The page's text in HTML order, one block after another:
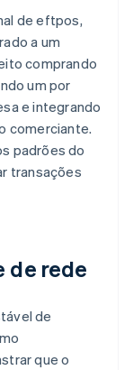
de eftpos,
a um
comprando
um por
e integrando
comerciante.
padrões do
transações
de rede
de
que o